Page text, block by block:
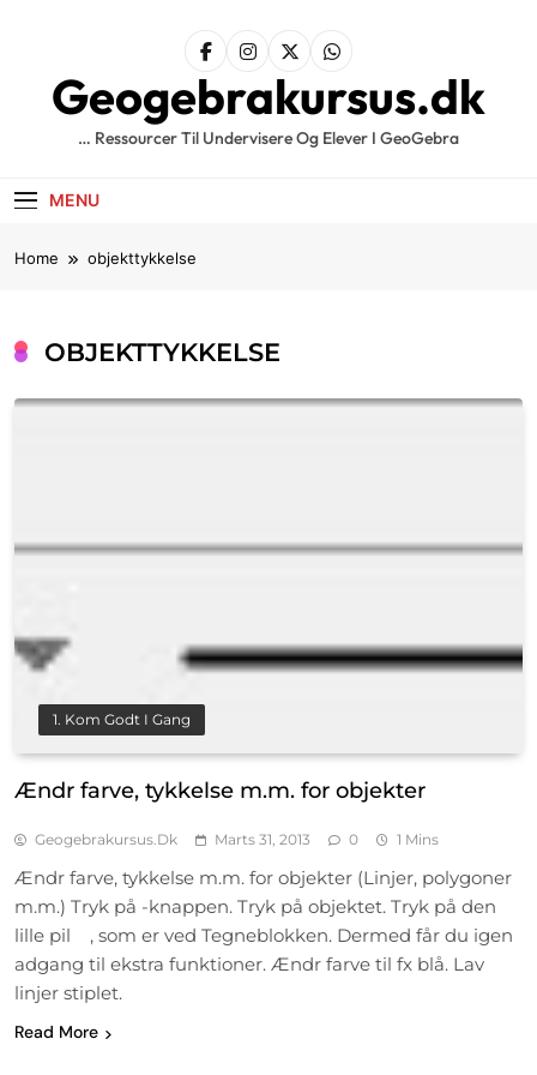
Geogebrakursus.dk
… Ressourcer Til Undervisere Og Elever I GeoGebra
MENU
Home objekttykkelse
OBJEKTTYKKELSE
1. Kom Godt I Gang
Ændr farve, tykkelse m.m. for objekter
Geogebrakursus.dk Marts 31, 2013 0 1 Mins
Ændr farve, tykkelse m.m. for objekter (Linjer, polygoner
m.m.) Tryk på -knappen. Tryk på objektet. Tryk på den
lille pil , som er ved Tegneblokken. Dermed får du igen
adgang til ekstra funktioner. Ændr farve til fx blå. Lav
linjer stiplet.
Read More